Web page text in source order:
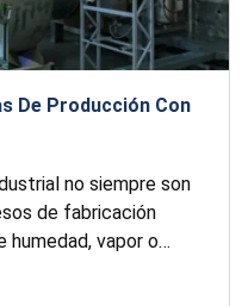
De Producción Con
no siempre son
de fabricación
humedad, vapor o